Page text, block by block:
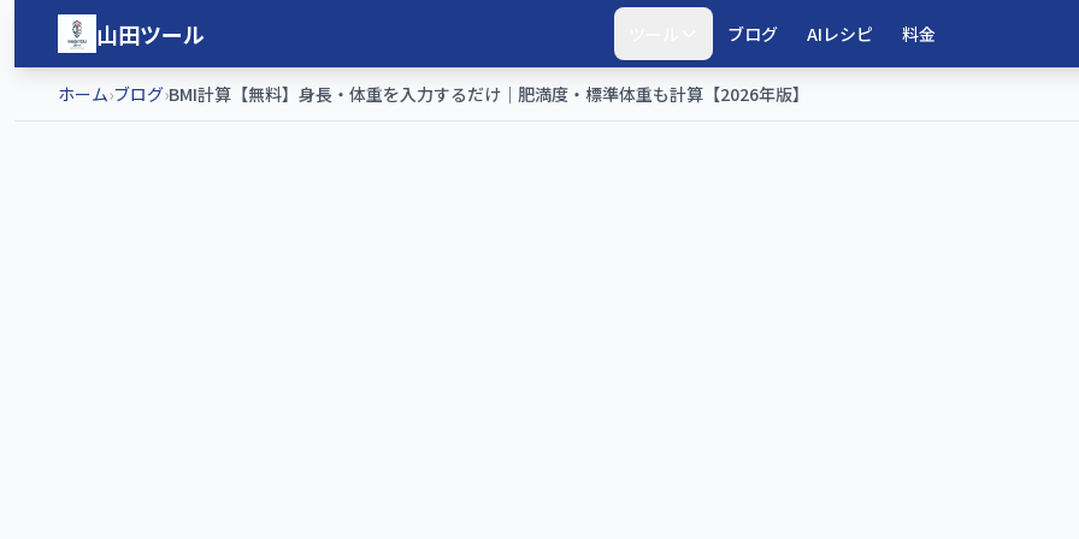
メインコンテンツへスキップ
山田ツール ブログ AIレシピ 料金
ホーム›ブログ›BMI計算【無料】身長・体重を入力するだけ｜肥満度・標準体重も計算【2026年版】